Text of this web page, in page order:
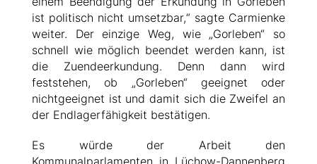
ist politisch nicht umsetzbar,“ sagte Carmienke
weiter. Der einzige Weg, wie „Gorleben“ so
schnell wie möglich beendet werden kann, ist
die Zuendeerkundung. Denn dann wird
feststehen, ob „Gorleben“ geeignet oder
nichtgeeignet ist und damit sich die Zweifel an
der Endlagerfähigkeit bestätigen.
Es würde der Arbeit den
Kommunalparlamenten in Lüchow-Dannenberg